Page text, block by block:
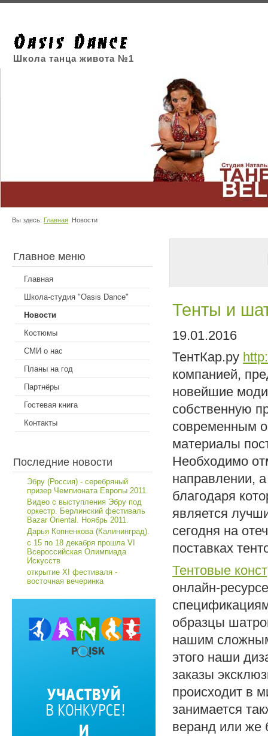
Школа танца живота №1
Вы здесь: Главная Новости
Главное меню
Главная
Школа-студия "Oasis Dance"
Новости
Костюмы
СМИ о нас
Планы на год
Партнёры
Гостевая книга
Контакты
Последние новости
Эбру (Россия) - серебряный
призер Чемпионата Европы 2011.
Видео с выступления Эбру под
оркестр. Берлинский фестиваль
Bazar Oriental. Ноябрь 2011.
Дарья Копненкова (Калининград).
с 15 по 18 декабря прошла VI
Всероссийская Олимпиада
Искусств
открытие XI фестиваля -
восточная вечеринка
Тенты и
19.01.2016
ТентКар.ру
компанией,
новейшие
собственную
современным
материалы
Необходимо
направлении,
благодаря
является
сегодня на
поставках
Тентовые
онлайн-
образцы
нашим
этого наши
заказы
происходит в
занимается
веранд или же